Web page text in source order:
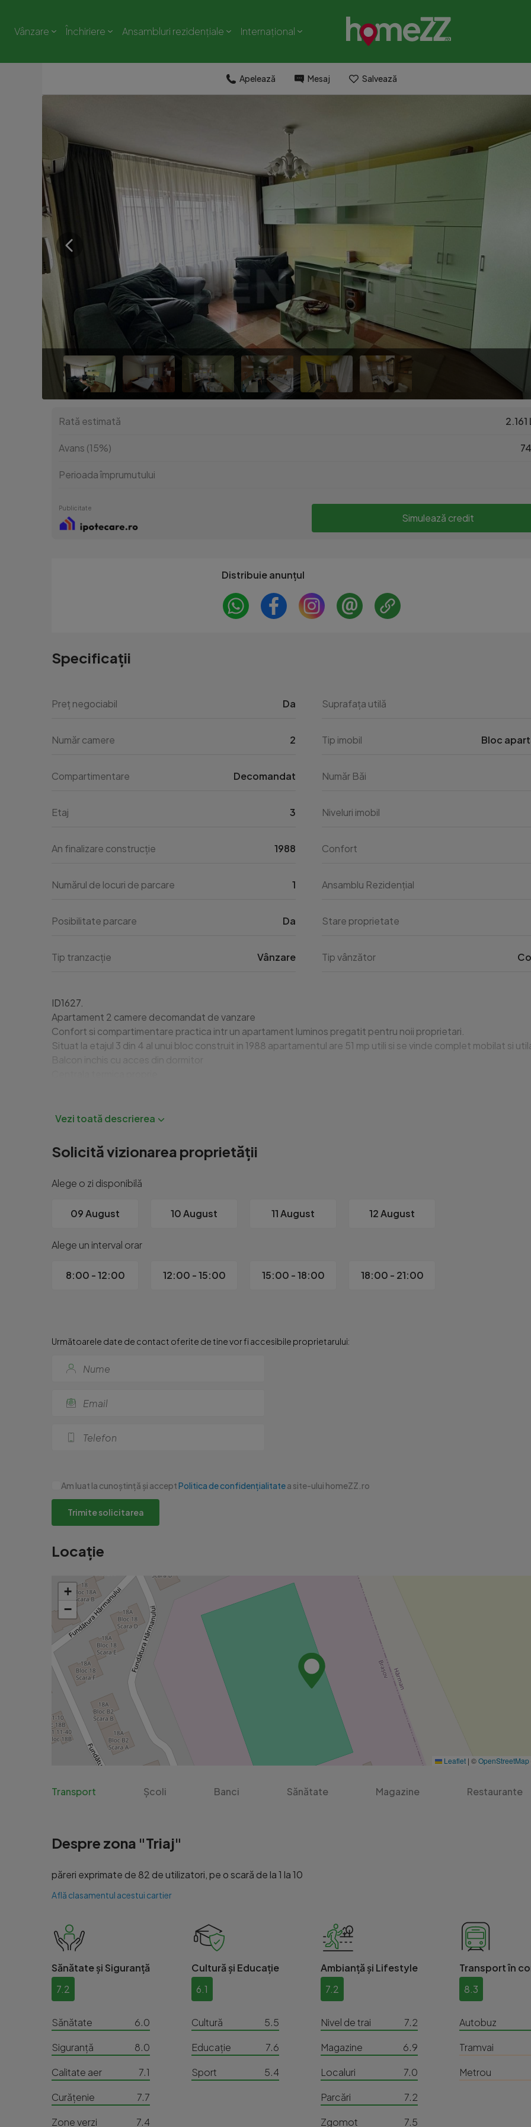
Vânzare Închiriere Ansambluri rezidențiale Internațional
Apelează Mesaj Salvează
Rată estimată
Avans (15%)
Perioada împrumutului
Publicitate
Simulează credit
Distribuie anunțul
Specificații
Preț negociabil Da Suprafața utilă
Număr camere 2 Tip imobil Bloc
Compartimentare Decomandat Număr Băi
Etaj 3 Niveluri imobil
An finalizare construcție 1988 Confort
Numărul de locuri de parcare 1 Ansamblu Rezidențial
Posibilitate parcare Da Stare proprietate
Tip tranzacție Vânzare Tip vânzător
ID1627.
Apartament 2 camere decomandat de vanzare
Confort si compartimentare practica intr un apartament luminos pregatit pentru noii proprietari.
Situat la etajul 3 din 4 al unui bloc construit in 1988 apartamentul are 51 mp utili si se vinde complet mobilat si
Balcon inchis cu acces din dormitor
Acces la uscatorie comuna
Certificat energetic clasa B
Pentru detalii si programarea unei vizionari va stam la dispozitie
Solicită vizionarea proprietății
Alege o zi disponibilă
09 August 10 August 11 August 12 August
Alege un interval orar
8:00 - 12:00 12:00 - 15:00 15:00 - 18:00 18:00 - 21:00
Următoarele date de contact oferite de tine vor fi accesibile proprietarului:
Am luat la cunoștință și acceptPolitica de confidențialitatea site-ului homeZZ.ro
Trimite solicitarea
Locație
+
−
Leaflet | ©OpenStreetMap
Transport Școli Banci Sănătate Magazine Restaurante
Despre zona "Triaj"
păreri exprimate de 82 de utilizatori, pe o scară de la 1 la 10
Află clasamentul acestui cartier
Sănătate și Siguranță
7.2
Sănătate
6.0
Siguranță
8.0
Calitate aer
7.1
Curățenie
7.7
Zone verzi
7.4
Cultură și Educație
6.1
Cultură
5.5
Educație
7.6
Sport
5.4
Ambianță și Lifestyle
7.2
Nivel de trai
7.2
Magazine
6.9
Localuri
7.0
Parcări
7.2
Zgomot
7.5
Transport în
8.3
Autobuz
Tramvai
Metrou